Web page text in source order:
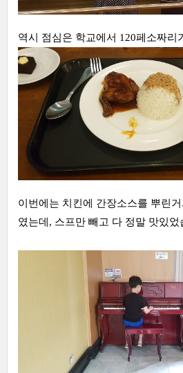
역시 점심은 학교에서 120페소짜리
이번에는 치킨에 간장소스를 뿌린
였는데, 스프만 빼고 다 정말 맛있었